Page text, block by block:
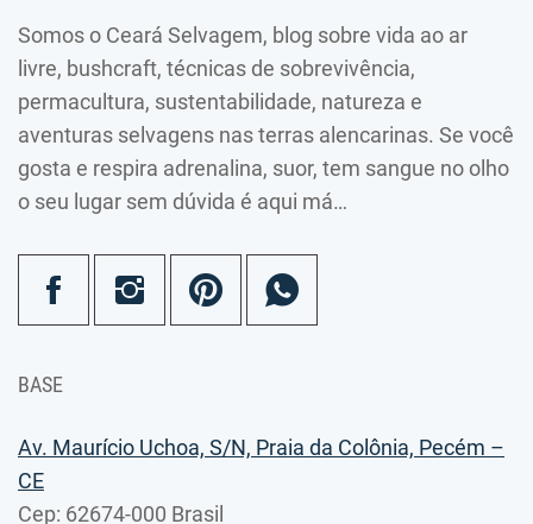
Somos o Ceará Selvagem, blog sobre vida ao ar
livre, bushcraft, técnicas de sobrevivência,
permacultura, sustentabilidade, natureza e
aventuras selvagens nas terras alencarinas. Se você
gosta e respira adrenalina, suor, tem sangue no olho
o seu lugar sem dúvida é aqui má…
BASE
Av. Maurício Uchoa, S/N, Praia da Colônia, Pecém –
CE
Cep: 62674-000 Brasil